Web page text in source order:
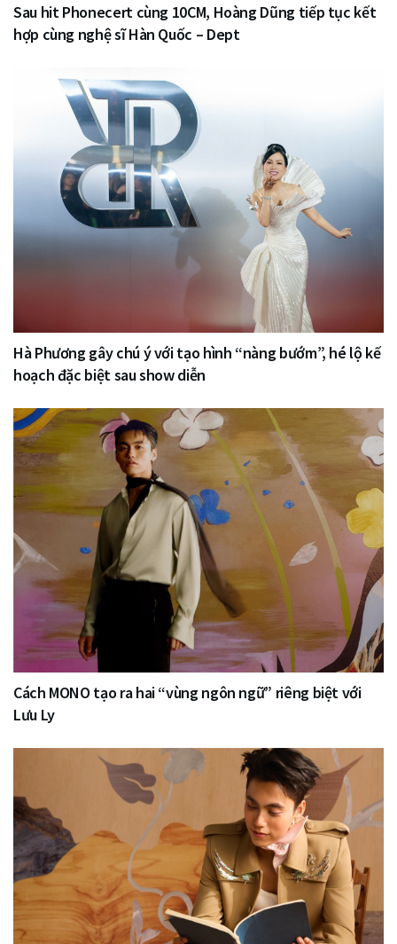
Sau hit Phonecert cùng 10CM, Hoàng Dũng tiếp tục kết
hợp cùng nghệ sĩ Hàn Quốc – Dept
Hà Phương gây chú ý với tạo hình “nàng bướm”, hé lộ kế
hoạch đặc biệt sau show diễn
Cách MONO tạo ra hai “vùng ngôn ngữ” riêng biệt với
Lưu Ly